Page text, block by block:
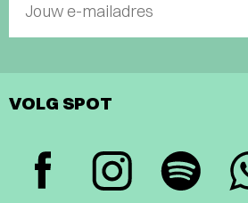
Jouw e-mailadres
VOLG SPOT